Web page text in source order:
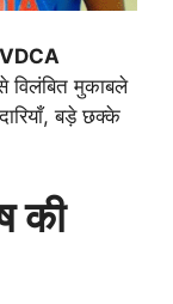
विलंबित मुकाबले
बड़े छक्के
की